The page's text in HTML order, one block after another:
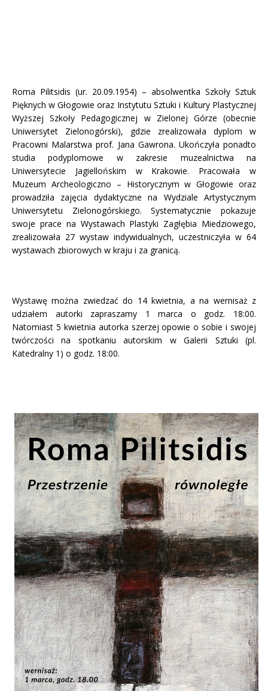
Roma Pilitsidis (ur. 20.09.1954) – absolwentka Szkoły Sztuk
Pięknych w Głogowie oraz Instytutu Sztuki i Kultury Plastycznej
Wyższej Szkoły Pedagogicznej w Zielonej Górze (obecnie
Uniwersytet Zielonogórski), gdzie zrealizowała dyplom w
Pracowni Malarstwa prof. Jana Gawrona. Ukończyła ponadto
studia podyplomowe w zakresie muzealnictwa na
Uniwersytecie Jagiellońskim w Krakowie. Pracowała w
Muzeum Archeologiczno – Historycznym w Głogowie oraz
prowadziła zajęcia dydaktyczne na Wydziale Artystycznym
Uniwersytetu Zielonogórskiego. Systematycznie pokazuje
swoje prace na Wystawach Plastyki Zagłębia Miedziowego,
zrealizowała 27 wystaw indywidualnych, uczestniczyła w 64
wystawach zbiorowych w kraju i za granicą.
Wystawę można zwiedzać do 14 kwietnia, a na wernisaż z
udziałem autorki zapraszamy 1 marca o godz. 18:00.
Natomiast 5 kwietnia autorka szerzej opowie o sobie i swojej
twórczości na spotkaniu autorskim w Galerii Sztuki (pl.
Katedralny 1) o godz. 18:00.